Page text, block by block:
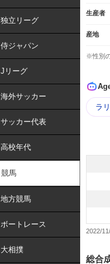
独立リーグ
侍ジャパン
Jリーグ
海外サッカー
サッカー代表
高校年代
競馬
地方競馬
ボートレース
大相撲
生産者
産地
※性別
ラ
2022/
総合